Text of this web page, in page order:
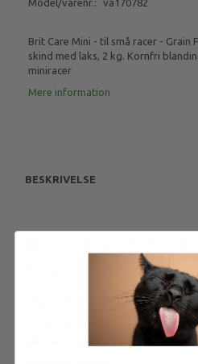
Model/varenr.: va170782
Brit Care Mini - til små racer - Grain
skind med laks, 2 kg. Kornfri
miniracer
Mere information
BESKRIVELSE
Grain Free Hair
og skind med
Kornfri blanding til voksne hunde af
silkeblød pels eller plejekrævende